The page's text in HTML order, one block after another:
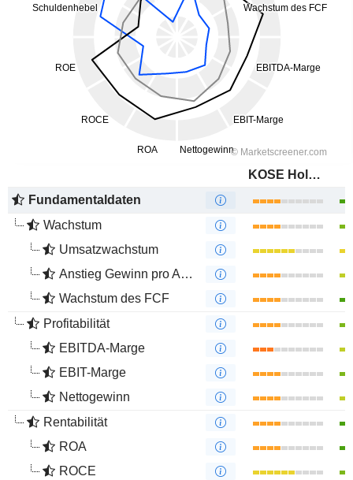
KOSE Holdings Corporation
Fundamentaldaten
Wachstum
Umsatzwachstum
Anstieg Gewinn pro Aktie
Wachstum des FCF
Profitabilität
EBITDA-Marge
EBIT-Marge
Nettogewinn
Rentabilität
ROA
ROCE